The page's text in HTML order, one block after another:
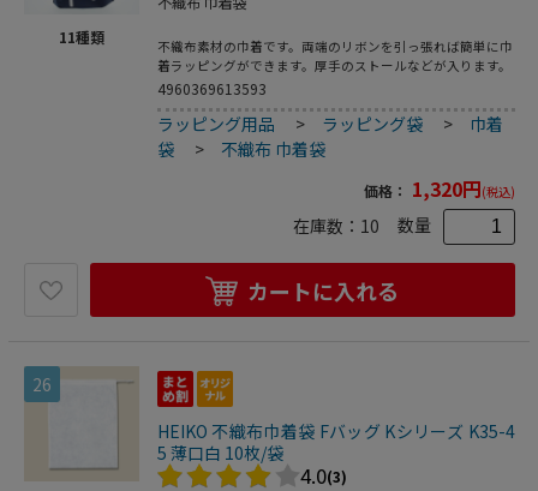
11種類
不織布素材の巾着です。両端のリボンを引っ張れば簡単に巾
着ラッピングができます。厚手のストールなどが入ります。
4960369613593
ラッピング用品 > ラッピング袋 > 巾着
袋
> 不織布 巾着袋
価格： 1,320円(税込)
在庫数： 10 数量
カートに入れる
26
HEIKO 不織布巾着袋 Fバッグ Kシリーズ K35-4
5 薄口白 10枚/袋
4.0(3)